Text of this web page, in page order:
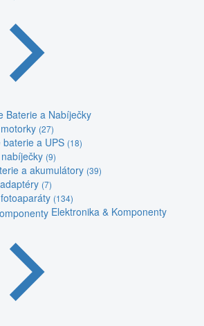
Baterie a Nabíječky
(27)
baterie a UPS (18)
(9)
a akumulátory (39)
(7)
(134)
Elektronika & Komponenty